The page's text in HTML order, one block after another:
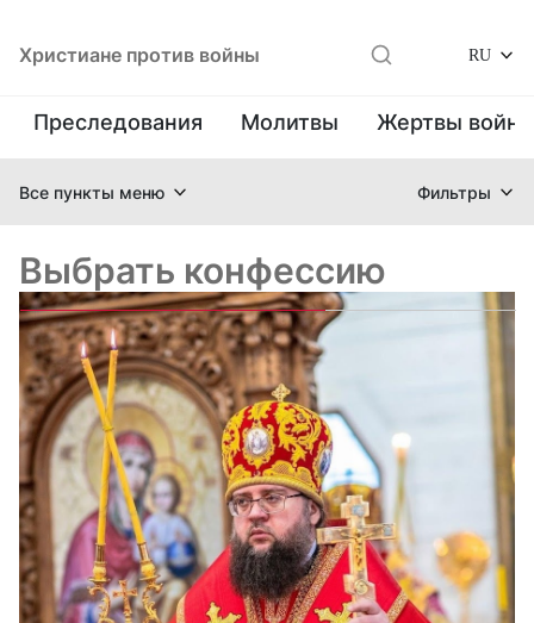
Христиане против войны RU
Преследования Молитвы Жертвы
Все пункты меню Фильтры
Выбрать конфессию